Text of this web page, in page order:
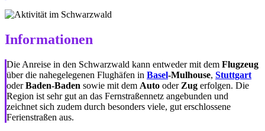
Informationen
Die Anreise in den Schwarzwald kann entweder mit dem Flugzeug
über die nahegelegenen Flughäfen in Basel-Mulhouse, Stuttgart
oderBaden-Baden sowie mit dem Auto oder Zug erfolgen. Die
Region ist sehr gut an das Fernstraßennetz angebunden und
zeichnet sich zudem durch besonders viele, gut erschlossene
Ferienstraßen aus.